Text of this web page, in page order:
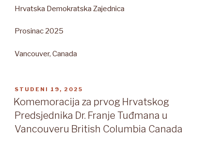
Hrvatska Demokratska Zajednica
Prosinac 2025
Vancouver, Canada
OBJAVLJENO
STUDENI 19, 2025
Komemoracija za prvog Hrvatskog
Predsjednika Dr. Franje Tuđmana u
Vancouveru British Columbia Canada